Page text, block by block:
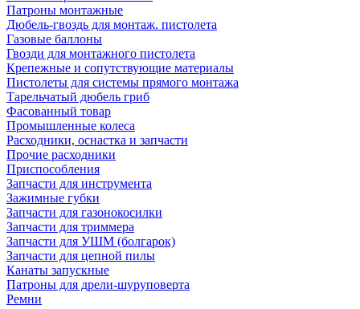
Патроны монтажные
Дюбель-гвоздь для монтаж. пистолета
Газовые баллоны
Гвозди для монтажного пистолета
Крепежные и сопутствующие материалы
Пистолеты для системы прямого монтажа
Тарельчатый дюбель гриб
Фасованный товар
Промышленные колеса
Расходники, оснастка и запчасти
Прочие расходники
Приспособления
Запчасти для инструмента
Зажимные губки
Запчасти для газонокосилки
Запчасти для триммера
Запчасти для УШМ (болгарок)
Запчасти для цепной пилы
Канаты запускные
Патроны для дрели-шуруповерта
Ремни